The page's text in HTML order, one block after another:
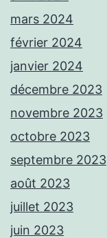
mars 2024
février 2024
janvier 2024
décembre 2023
novembre 2023
octobre 2023
septembre 2023
août 2023
juillet 2023
juin 2023